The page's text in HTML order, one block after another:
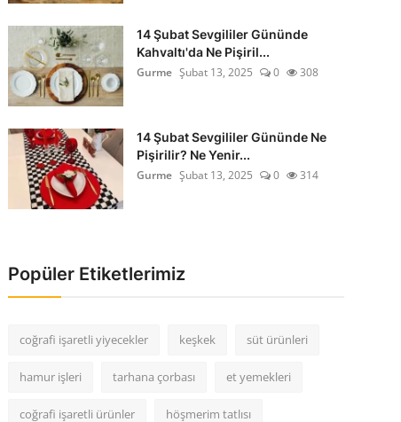
14 Şubat Sevgililer Gününde
Kahvaltı'da Ne Pişiril...
Gurme Şubat 13, 2025 0 308
14 Şubat Sevgililer Gününde Ne
Pişirilir? Ne Yenir...
Gurme Şubat 13, 2025 0 314
Popüler Etiketlerimiz
coğrafi işaretli yiyecekler keşkek süt ürünleri
hamur işleri tarhana çorbası et yemekleri
coğrafi işaretli ürünler höşmerim tatlısı